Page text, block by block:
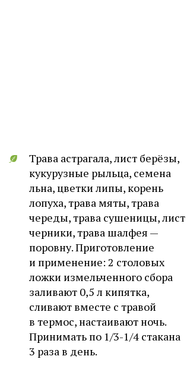
Трава астрагала, лист берёзы,
кукурузные рыльца, семена
льна, цветки липы, корень
лопуха, трава мяты, трава
череды, трава сушеницы, лист
черники, трава шалфея —
поровну. Приготовление
и применение: 2 столовых
ложки измельченного сбора
заливают 0,5 л кипятка,
сливают вместе с травой
в термос, настаивают ночь.
Принимать по 1/3-1/4 стакана
3 раза в день.